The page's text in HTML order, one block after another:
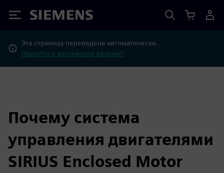
Siemens
Эта страница переведена автоматически.
Перейти к английской версии?
Почему система
управления двигателями
SIRIUS Enclosed Motor